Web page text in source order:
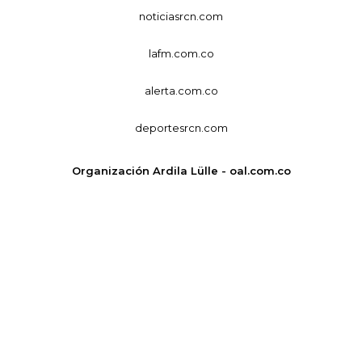
noticiasrcn.com
lafm.com.co
alerta.com.co
deportesrcn.com
Organización Ardila Lülle - oal.com.co